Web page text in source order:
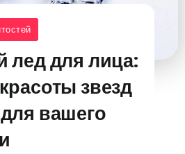
лед для лица:
звезд
вашего